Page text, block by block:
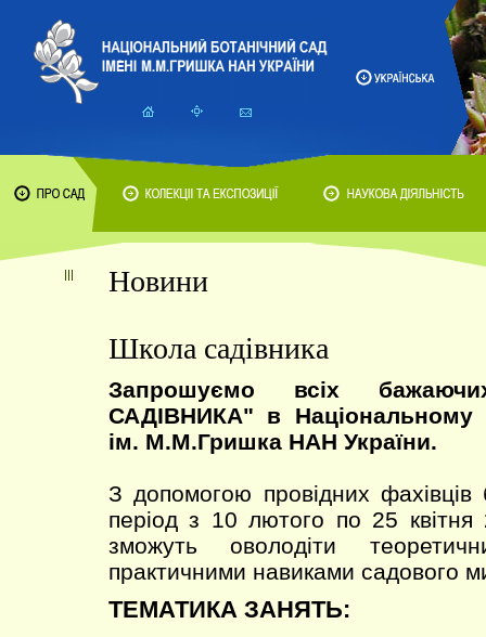
Новини
Школа садівника
Запрошуємо всіх
САДІВНИКА" в Національному
ім. М.М.Гришка НАН України.
З допомогою провідних фахівців
період з 10 лютого по 25
зможуть оволодіти
практичними навиками садового
ТЕМАТИКА ЗАНЯТЬ: